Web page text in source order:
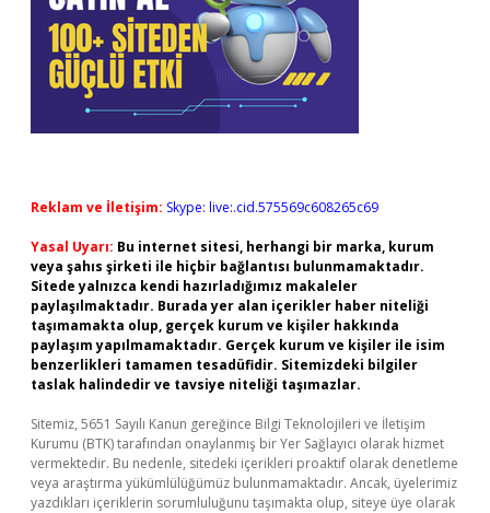
Reklam ve İletişim: Skype: live:.cid.575569c608265c69
Yasal Uyarı: Bu internet sitesi, herhangi bir marka, kurum
veya şahıs şirketi ile hiçbir bağlantısı bulunmamaktadır.
Sitede yalnızca kendi hazırladığımız makaleler
paylaşılmaktadır. Burada yer alan içerikler haber niteliği
taşımamakta olup, gerçek kurum ve kişiler hakkında
paylaşım yapılmamaktadır. Gerçek kurum ve kişiler ile isim
benzerlikleri tamamen tesadüfidir. Sitemizdeki bilgiler
taslak halindedir ve tavsiye niteliği taşımazlar.
Sitemiz, 5651 Sayılı Kanun gereğince Bilgi Teknolojileri ve İletişim
Kurumu (BTK) tarafından onaylanmış bir Yer Sağlayıcı olarak hizmet
vermektedir. Bu nedenle, sitedeki içerikleri proaktif olarak denetleme
veya araştırma yükümlülüğümüz bulunmamaktadır. Ancak, üyelerimiz
yazdıkları içeriklerin sorumluluğunu taşımakta olup, siteye üye olarak